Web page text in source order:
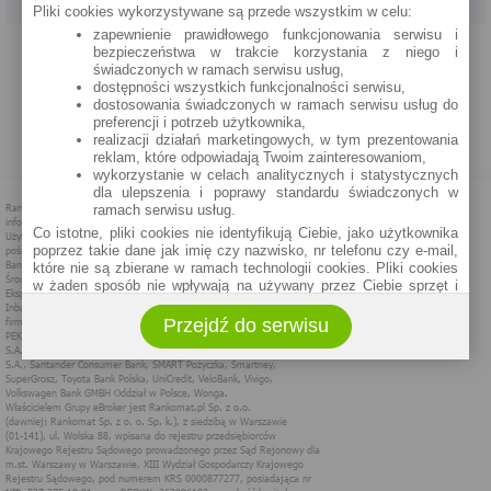
PROGRAM PARTNERSKI O NAS REKLAMA REGULAMIN
POLITYKA PRYWATNOŚCI POLITYKA COOKIES ZASADY PLASOWANIA
Pliki cookies wykorzystywane są przede wszystkim w celu:
zapewnienie prawidłowego funkcjonowania serwisu i
bezpieczeństwa w trakcie korzystania z niego i
świadczonych w ramach serwisu usług,
dostępności wszystkich funkcjonalności serwisu,
dostosowania świadczonych w ramach serwisu usług do
preferencji i potrzeb użytkownika,
realizacji działań marketingowych, w tym prezentowania
reklam, które odpowiadają Twoim zainteresowaniom,
wykorzystanie w celach analitycznych i statystycznych
dla ulepszenia i poprawy standardu świadczonych w
ramach serwisu usług.
Co istotne, pliki cookies nie identyfikują Ciebie, jako użytkownika
poprzez takie dane jak imię czy nazwisko, nr telefonu czy e-mail,
które nie są zbierane w ramach technologii cookies. Pliki cookies
w żaden sposób nie wpływają na używany przez Ciebie sprzęt i
Zakres wykorzystywania plików cookies możliwy jest do
określenia w ustawieniach przeglądarki każdego użytkownika. Bez
wprowadzenia zmian ustawień, informacje w plikach cookies mogą
być zapisywane w pamięci Twojego urządzenia.
Administratorem danych pozyskiwanych w technologii cookies jest
spółka Rankomat.pl Sp. z o.o. (dawniej: Rankomat Sp. z o. o. Sp.
k.) z siedzibą w Warszawie, ul. Wolska 88, 01 - 141 Warszawa.
Możesz jako użytkownik w każdym czasie skontaktować się z
administratorem pod adresem bok@ebroker.pl, jak również wyrazić
Przejdź do serwisu